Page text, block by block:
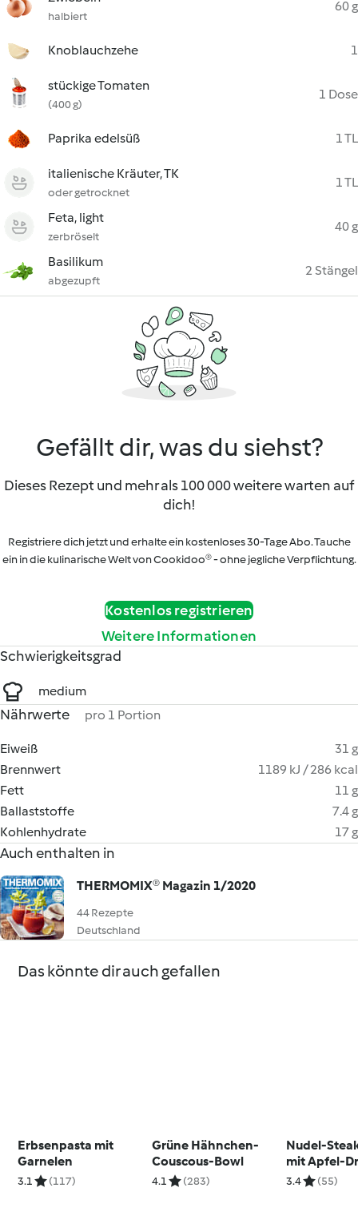
halbiert
60 g
Knoblauchzehe 1
stückige Tomaten
(400 g)
1 Dose
Paprika edelsüß 1 TL
italienische Kräuter, TK
oder getrocknet
1 TL
Feta, light
zerbröselt
40 g
Basilikum
abgezupft
2 Stängel
Gefällt dir, was du siehst?
Dieses Rezept und mehr als 100 000 weitere warten auf
dich!
Registriere dich jetzt und erhalte ein kostenloses 30-Tage Abo. Tauche
ein in die kulinarische Welt von Cookidoo® - ohne jegliche Verpflichtung.
Kostenlos registrieren
Weitere Informationen
Schwierigkeitsgrad
medium
Nährwerte pro 1 Portion
Eiweiß
31 g
Brennwert
1189 kJ / 286 kcal
Fett
11 g
Ballaststoffe
7.4 g
Kohlenhydrate
17 g
Auch enthalten in
THERMOMIX® Magazin 1/2020
44 Rezepte
Deutschland
Das könnte dir auch gefallen
Erbsenpasta mit
Garnelen
3.1 (117)
Grüne Hähnchen-
Couscous-Bowl
4.1 (283)
Nudel-
mit Apfel-
3.4 (55)